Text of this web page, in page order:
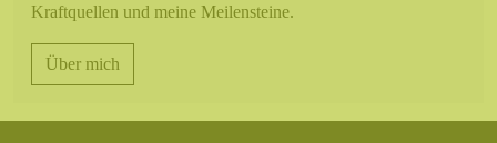
Kraftquellen und meine Meilensteine.
Über mich